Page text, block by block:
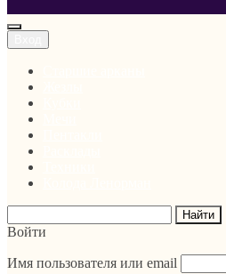
Войти
Имя пользователя или email